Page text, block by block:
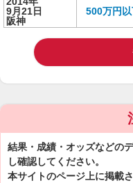
9月21日
阪神
500万円
結果・成績・オッズなどの
し確認してください。
本サイトのページ上に掲載